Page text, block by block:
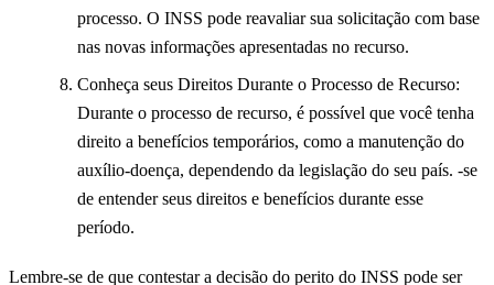
processo. O INSS pode reavaliar sua solicitação com base
nas novas informações apresentadas no recurso.
Conheça seus Direitos Durante o Processo de Recurso:
Durante o processo de recurso, é possível que você tenha
direito a benefícios temporários, como a manutenção do
auxílio-doença, dependendo da legislação do seu país. -se
de entender seus direitos e benefícios durante esse
período.
Lembre-se de que contestar a decisão do perito do INSS pode ser